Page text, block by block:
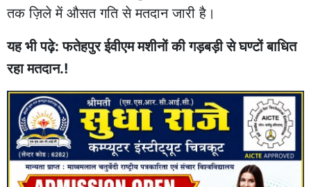
तक ज़िले में औसत गति से मतदान जारी है।
यह भी पढ़े: फतेहपुर ईवीएम मशीनों की गड़बड़ी से घण्टों बाधित
रहा मतदान.!